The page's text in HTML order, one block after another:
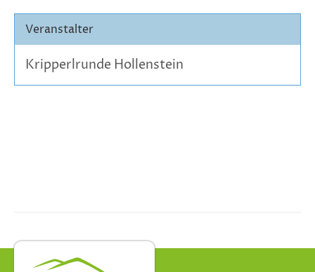
Veranstalter
Kripperlrunde Hollenstein